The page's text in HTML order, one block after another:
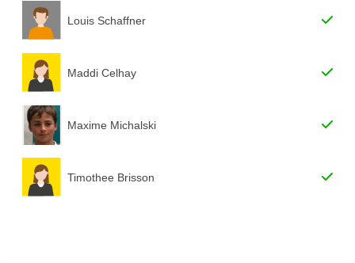
Louis Schaffner
Maddi Celhay
Maxime Michalski
Timothee Brisson